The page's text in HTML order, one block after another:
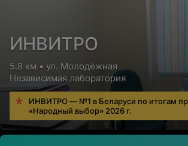
ИНВИТРО
5.8 км • ул. Молодёжная
Независимая лаборатория
ИНВИТРО — №1 в Беларуси по итогам
«Народный выбор» 2026 г.